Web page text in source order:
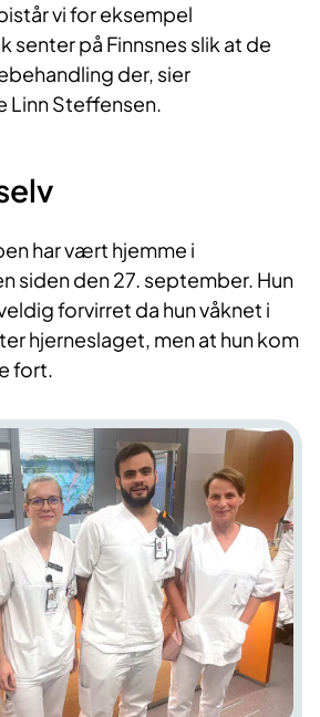
vi for eksempel
senter på Finnsnes slik at de
der, sier
Linn Steffensen.
har vært hjemme i
siden den 27. september. Hun
forvirret da hun våknet i
hjerneslaget, men at hun kom
fort.